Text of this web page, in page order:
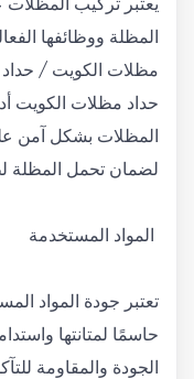
المظلة ووظائفها
مظلات الكويت /
حداد مظلات الكويت
المظلات بشكل آمن
لضمان تحمل المظلة
المواد المستخدمة
تعتبر جودة المواد
حاسمًا لمتانتها
الجودة والمقاومة